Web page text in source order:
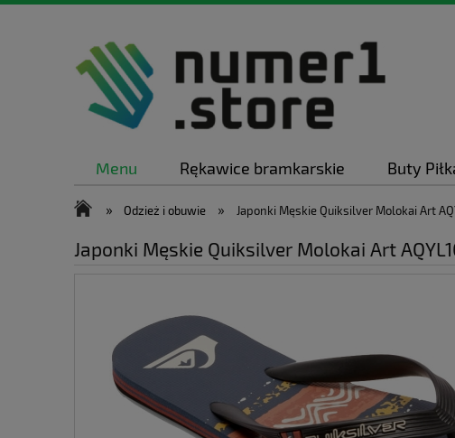
Menu Rękawice bramkarskie Buty
» Odzież i obuwie » Japonki Męskie Quiksilver Molokai Art
Japonki Męskie Quiksilver Molokai Art